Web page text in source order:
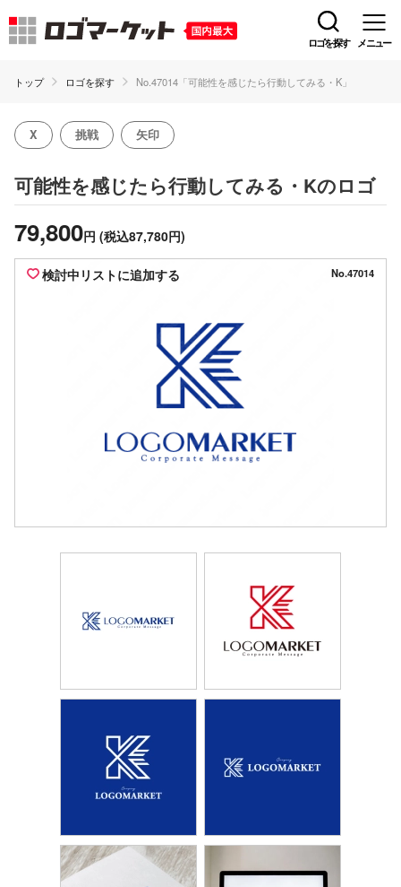
ロゴを探す メニュー
トップ ロゴを探す No.47014「可能性を感じたら行動してみる・K」
X 挑戦 矢印
可能性を感じたら行動してみる・Kのロゴ
79,800円 (税込87,780円)
検討中リストに追加する No.47014